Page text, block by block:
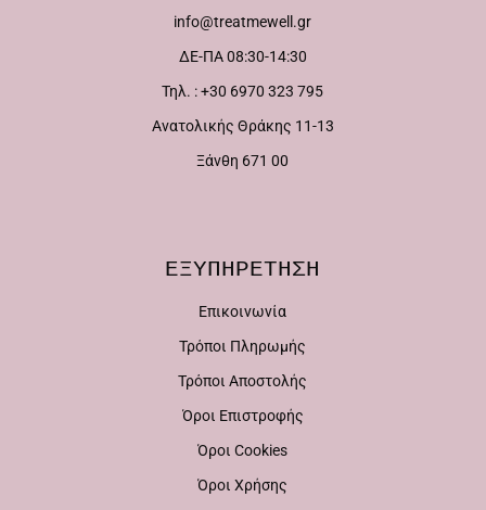
info@treatmewell.gr
ΔΕ-ΠΑ 08:30-14:30
Τηλ. : +30 6970 323 795
Ανατολικής Θράκης 11-13
Ξάνθη 671 00
ΕΞΥΠΗΡΕΤΗΣΗ
Επικοινωνία
Τρόποι Πληρωμής
Τρόποι Αποστολής
Όροι Επιστροφής
Όροι Cookies
Όροι Χρήσης